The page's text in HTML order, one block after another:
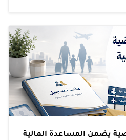
يضمن المساعدة المالية